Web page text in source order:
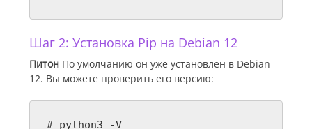
Шаг 2: Установка Pip на Debian 12
Питон По умолчанию он уже установлен в Debian
12. Вы можете проверить его версию:
# python3 -V